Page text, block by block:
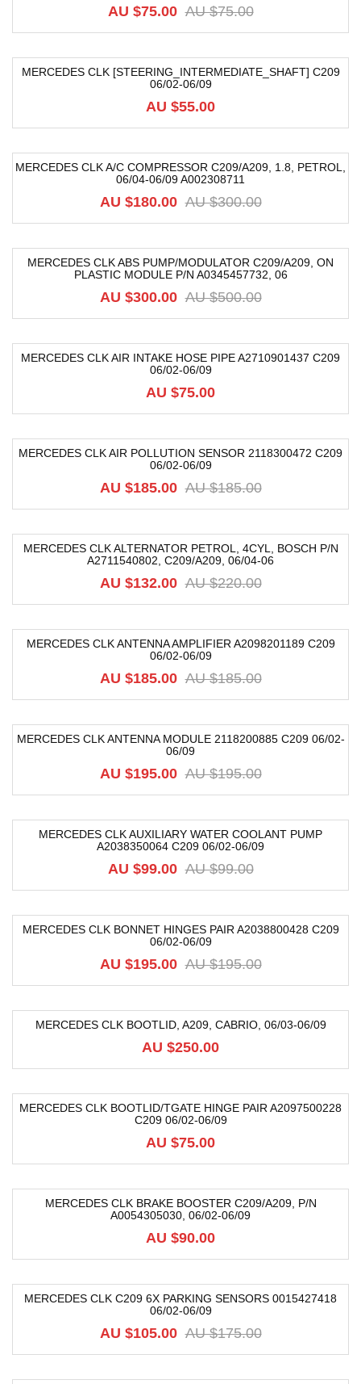
AU $75.00
AU $75.00
MERCEDES CLK [STEERING_INTERMEDIATE_SHAFT] C209
06/02-06/09
AU $55.00
MERCEDES CLK A/C COMPRESSOR C209/A209, 1.8, PETROL,
06/04-06/09 A002308711
AU $300.00
AU $180.00
MERCEDES CLK ABS PUMP/MODULATOR C209/A209, ON
PLASTIC MODULE P/N A0345457732, 06
AU $500.00
AU $300.00
MERCEDES CLK AIR INTAKE HOSE PIPE A2710901437 C209
06/02-06/09
AU $75.00
MERCEDES CLK AIR POLLUTION SENSOR 2118300472 C209
06/02-06/09
AU $185.00
AU $185.00
MERCEDES CLK ALTERNATOR PETROL, 4CYL, BOSCH P/N
A2711540802, C209/A209, 06/04-06
AU $220.00
AU $132.00
MERCEDES CLK ANTENNA AMPLIFIER A2098201189 C209
06/02-06/09
AU $185.00
AU $185.00
MERCEDES CLK ANTENNA MODULE 2118200885 C209 06/02-
06/09
AU $195.00
AU $195.00
MERCEDES CLK AUXILIARY WATER COOLANT PUMP
A2038350064 C209 06/02-06/09
AU $99.00
AU $99.00
MERCEDES CLK BONNET HINGES PAIR A2038800428 C209
06/02-06/09
AU $195.00
AU $195.00
MERCEDES CLK BOOTLID, A209, CABRIO, 06/03-06/09
AU $250.00
MERCEDES CLK BOOTLID/TGATE HINGE PAIR A2097500228
C209 06/02-06/09
AU $75.00
MERCEDES CLK BRAKE BOOSTER C209/A209, P/N
A0054305030, 06/02-06/09
AU $90.00
MERCEDES CLK C209 6X PARKING SENSORS 0015427418
06/02-06/09
AU $175.00
AU $105.00